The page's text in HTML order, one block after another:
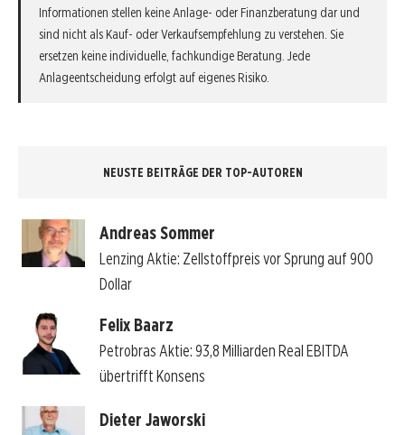
Informationen stellen keine Anlage- oder Finanzberatung dar und
sind nicht als Kauf- oder Verkaufsempfehlung zu verstehen. Sie
ersetzen keine individuelle, fachkundige Beratung. Jede
Anlageentscheidung erfolgt auf eigenes Risiko.
NEUSTE BEITRÄGE DER TOP-AUTOREN
Andreas Sommer
Lenzing Aktie: Zellstoffpreis vor Sprung auf 900
Dollar
Felix Baarz
Petrobras Aktie: 93,8 Milliarden Real EBITDA
übertrifft Konsens
Dieter Jaworski